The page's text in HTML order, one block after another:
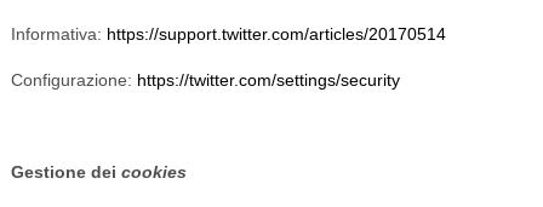
Informativa: https://support.twitter.com/articles/20170514
Configurazione: https://twitter.com/settings/security
Gestione dei cookies